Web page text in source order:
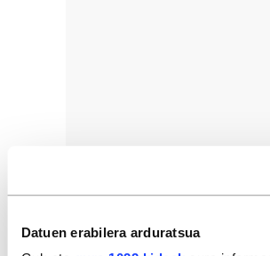
Datuen erabilera arduratsua